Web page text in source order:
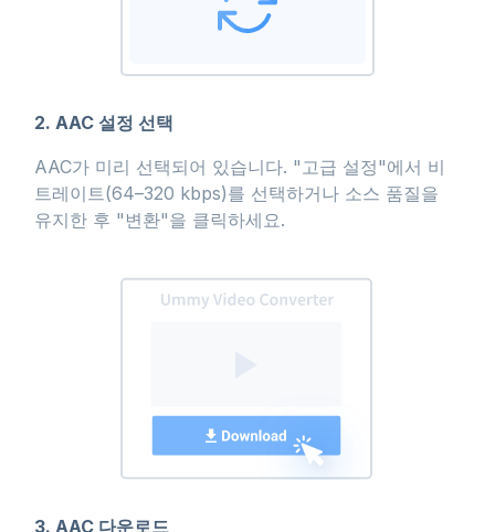
2. AAC 설정 선택
AAC가 미리 선택되어 있습니다. "고급 설정"에서 비
트레이트(64–320 kbps)를 선택하거나 소스 품질을
유지한 후 "변환"을 클릭하세요.
3. AAC 다운로드